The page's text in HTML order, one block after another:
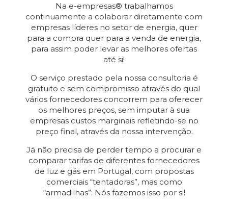
Na e-empresas® trabalhamos
continuamente a colaborar diretamente com
empresas líderes no setor de energia, quer
para a compra quer para a venda de energia,
para assim poder levar as melhores ofertas
até si!
O serviço prestado pela nossa consultoria é
gratuito e sem compromisso através do qual
vários fornecedores concorrem para oferecer
os melhores preços, sem imputar à sua
empresas custos marginais refletindo-se no
preço final, através da nossa intervenção.
Já não precisa de perder tempo a procurar e
comparar tarifas de diferentes fornecedores
de luz e gás em Portugal, com propostas
comerciais “tentadoras”, mas como
“armadilhas”: Nós fazemos isso por si!